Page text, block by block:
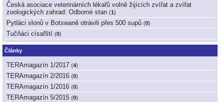
Česká asociace veterinárních lékařů volně žijících zvířat a zvířat
zoologických zahrad: Odborné stan (1)
Pytláci slonů v Botswaně otrávili přes 500 supů (0)
Tučňáci císařští (0)
Články
TERAmagazín 1/2017 (4)
TERAmagazín 2/2016 (0)
TERAmagazín 1/2016 (0)
TERAmagazín 5/2015 (0)